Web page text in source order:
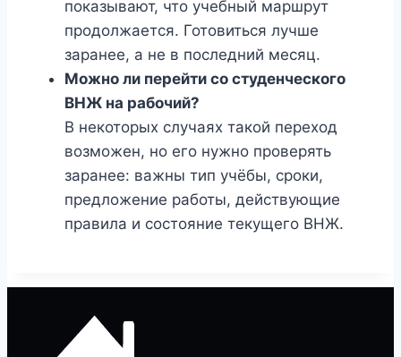
показывают, что учебный маршрут
продолжается. Готовиться лучше
заранее, а не в последний месяц.
Можно ли перейти со студенческого
ВНЖ на рабочий?
В некоторых случаях такой переход
возможен, но его нужно проверять
заранее: важны тип учёбы, сроки,
предложение работы, действующие
правила и состояние текущего ВНЖ.